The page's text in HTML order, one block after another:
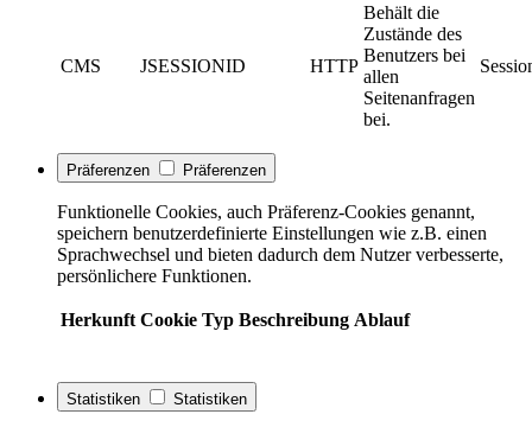
CMS JSESSIONID HTTP
Behält die
Zustände des
Benutzers bei
allen
Seitenanfragen
bei.
Präferenzen Präferenzen
Funktionelle Cookies, auch Präferenz-Cookies genannt,
speichern benutzerdefinierte Einstellungen wie z.B. einen
Sprachwechsel und bieten dadurch dem Nutzer verbesserte,
persönlichere Funktionen.
Herkunft Cookie Typ Beschreibung Ablauf
Statistiken Statistiken